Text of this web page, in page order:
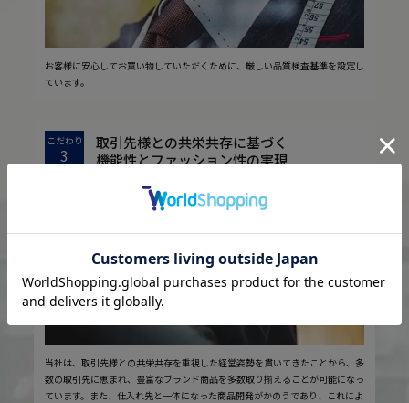
お客様に安心してお買い物していただくために、厳しい品質検査基準を設定し
ています。
こだわり
3
取引先様との共栄共存に基づく
機能性とファッション性の実現
当社は、取引先様との共栄共存を重視した経営姿勢を貫いてきたことから、多
数の取引先に恵まれ、豊富なブランド商品を多数取り揃えることが可能になっ
ています。また、仕入れ先と一体になった商品開発がかのうであり、これによ